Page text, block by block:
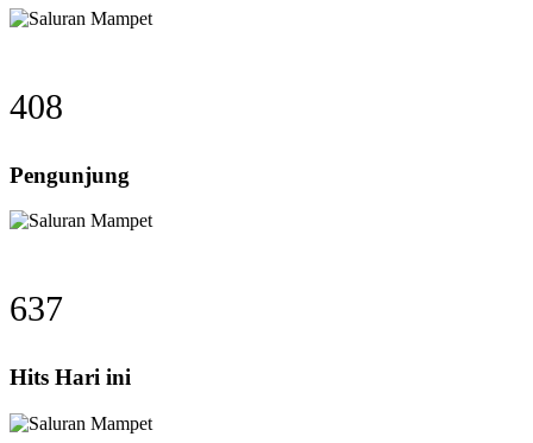
408
Pengunjung
637
Hits Hari ini